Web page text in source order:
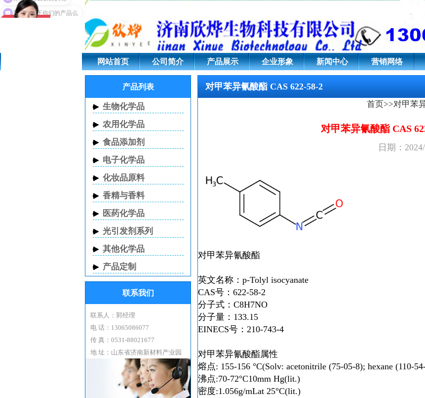
对甲苯异氰酸酯 CAS 622-58-2
网站首页 公司简介 产品展示 企业形象 新闻中心 营销网络
对甲苯异氰酸酯 CAS 622-58-2
首页>>对甲苯
对甲苯异氰酸酯 CAS
日期：
对甲苯异氰酸酯
英文名称：p-Tolyl isocyanate
CAS号：622-58-2
分子式：C8H7NO
分子量：133.15
EINECS号：210-743-4
对甲苯异氰酸酯属性
熔点: 155-156 °C(Solv: acetonitrile (75-05-8); hexane (110-
沸点:70-72°C10mm Hg(lit.)
密度:1.056g/mLat 25°C(lit.)
产品列表
生物化学品
农用化学品
食品添加剂
电子化学品
化妆品原料
香精与香料
医药化学品
光引发剂系列
其他化学品
产品定制
联系我们
联系人：郭经理
电 话：13065086077
传 真：0531-88021677
地 址：山东省济南新材料产业园
可以介绍下你们的产品么
你们是怎么收费的呢